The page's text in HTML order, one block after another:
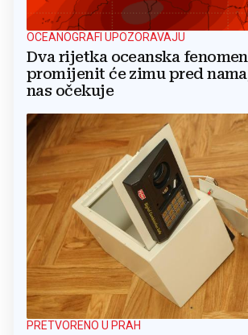
OCEANOGRAFI UPOZORAVAJU
Dva rijetka oceanska
promijenit će zimu pred
nas očekuje
PRETVORENO U PRAH